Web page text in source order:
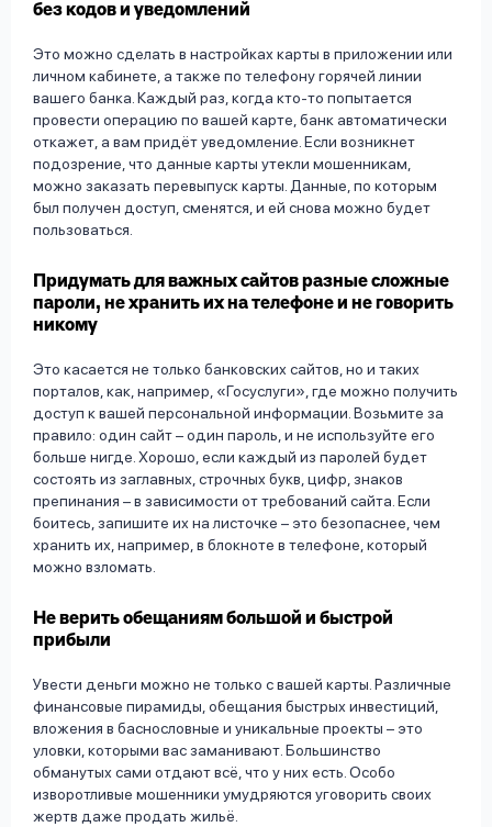
без кодов и уведомлений
Это можно сделать в настройках карты в приложении или
личном кабинете, а также по телефону горячей линии
вашего банка. Каждый раз, когда кто-то попытается
провести операцию по вашей карте, банк автоматически
откажет, а вам придёт уведомление. Если возникнет
подозрение, что данные карты утекли мошенникам,
можно заказать перевыпуск карты. Данные, по которым
был получен доступ, сменятся, и ей снова можно будет
пользоваться.
Придумать для важных сайтов разные сложные
пароли, не хранить их на телефоне и не говорить
никому
Это касается не только банковских сайтов, но и таких
порталов, как, например, «Госуслуги», где можно получить
доступ к вашей персональной информации. Возьмите за
правило: один сайт – один пароль, и не используйте его
больше нигде. Хорошо, если каждый из паролей будет
состоять из заглавных, строчных букв, цифр, знаков
препинания – в зависимости от требований сайта. Если
боитесь, запишите их на листочке – это безопаснее, чем
хранить их, например, в блокноте в телефоне, который
можно взломать.
Не верить обещаниям большой и быстрой
прибыли
Увести деньги можно не только с вашей карты. Различные
финансовые пирамиды, обещания быстрых инвестиций,
вложения в баснословные и уникальные проекты – это
уловки, которыми вас заманивают. Большинство
обманутых сами отдают всё, что у них есть. Особо
изворотливые мошенники умудряются уговорить своих
жертв даже продать жильё.